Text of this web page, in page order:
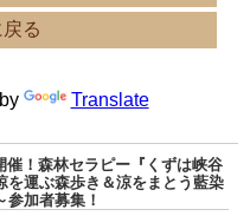
戻る
Translate
催！森林セラピー『くずは峡谷
を運ぶ森歩き＆涼をまとう藍染
参加者募集！